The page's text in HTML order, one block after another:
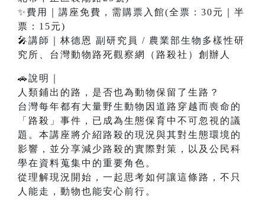
✨費用｜講座免費，需購票入館(全票：30元｜半
票：15元)
🎤講師｜林德恩 副研究員 / 農業部生物多樣性研
究所、台灣動物路死觀察網（路殺社）創辦人
🚗說明｜
人類鋪出的路，是否也為動物保留了生路？
台灣每年都有大量野生動物因道路穿越而喪命的
「路殺」事件，已成為生態保育中不可忽視的議
題。本講座將介紹路殺的現況與其對生態環境的
影響，並分享減少路殺的實際對策，以及公民科
學在資料蒐集中的重要角色。
從理解現況開始，一起思考如何讓這條路，不只
人能走，動物也能安心前行。